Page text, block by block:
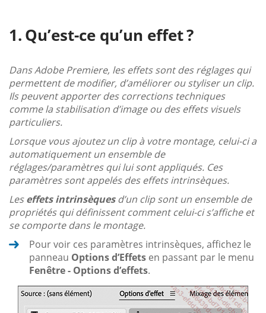
Qu’est-ce qu’un effet ?
Dans Adobe Premiere, les effets sont des réglages qui
permettent de modifier, d’améliorer ou styliser un clip.
Ils peuvent apporter des corrections techniques
comme la stabilisation d’image ou des effets visuels
particuliers.
Lorsque vous ajoutez un clip à votre montage, celui-ci a
automatiquement un ensemble de
réglages/paramètres qui lui sont appliqués. Ces
paramètres sont appelés des effets intrinsèques.
Leseffets intrinsèquesd’un clip sont un ensemble de
propriétés qui définissent comment celui-ci s’affiche et
se comporte dans le montage.
Pour voir ces paramètres intrinsèques, affichez le
panneau Options d’Effets en passant par le menu
Fenêtre - Options d’effets.